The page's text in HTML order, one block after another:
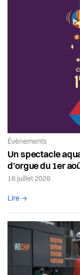
Article de la catégorie:
Évènements
Un spectacle
d’orgue du 1er
16 juillet 2026
Lire →